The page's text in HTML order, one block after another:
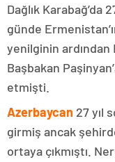
Dağlık
günde
yenilginin
Başbakan
etmişti.
Azerbaycan 27 yıl
girmiş ancak
ortaya çıkmıştı.